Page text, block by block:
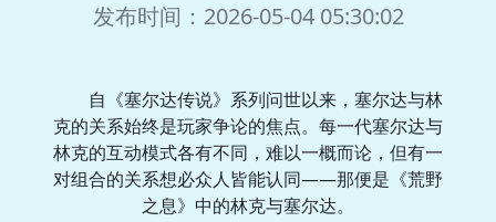
发布时间：2026-05-04 05:30:02
自《塞尔达传说》系列问世以来，塞尔达与林
克的关系始终是玩家争论的焦点。每一代塞尔达与
林克的互动模式各有不同，难以一概而论，但有一
对组合的关系想必众人皆能认同——那便是《荒野
之息》中的林克与塞尔达。